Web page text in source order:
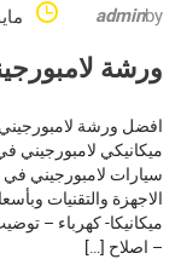
by
admin مايو 21,
ورشة
افضل ورشة
ميكانيكي لامبورجيني
سيارات لامبورجيني
الاجهزة والتقنيات
ميكانيكا- كهرباء –
– اصلاح […]